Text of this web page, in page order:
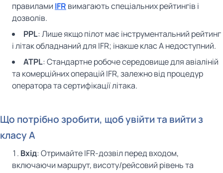
правилами IFR вимагають спеціальних рейтингів і
дозволів.
PPL: Лише якщо пілот має інструментальний рейтинг
і літак обладнаний для IFR; інакше клас A недоступний.
ATPL: Стандартне робоче середовище для авіаліній
та комерційних операцій IFR, залежно від процедур
оператора та сертифікації літака.
Що потрібно зробити, щоб увійти та вийти з
класу A
Вхід: Отримайте IFR-дозвіл перед входом,
включаючи маршрут, висоту/рейсовий рівень та